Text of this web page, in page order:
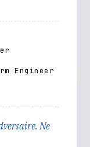
Engineer
Ne